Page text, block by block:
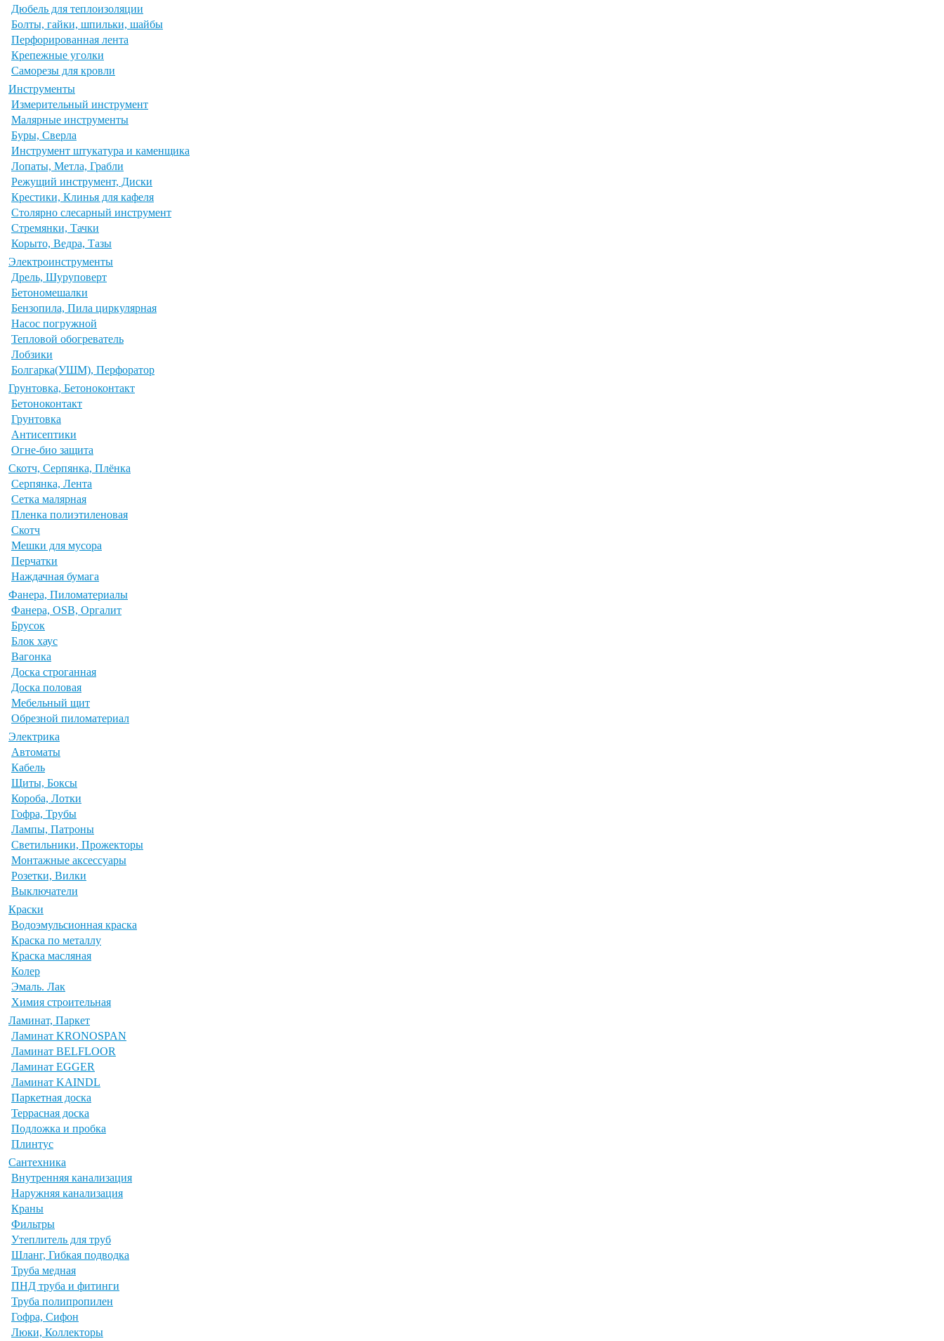
Дюбель для теплоизоляции
Болты, гайки, шпильки, шайбы
Перфорированная лента
Крепежные уголки
Саморезы для кровли
Инструменты
Измерительный инструмент
Малярные инструменты
Буры, Сверла
Инструмент штукатура и каменщика
Лопаты, Метла, Грабли
Режущий инструмент, Диски
Крестики, Клинья для кафеля
Столярно слесарный инструмент
Стремянки, Тачки
Корыто, Ведра, Тазы
Электроинструменты
Дрель, Шуруповерт
Бетономешалки
Бензопила, Пила циркулярная
Насос погружной
Тепловой обогреватель
Лобзики
Болгарка(УШМ), Перфоратор
Грунтовка, Бетоноконтакт
Бетоноконтакт
Грунтовка
Антисептики
Огне-био защита
Скотч, Серпянка, Плёнка
Серпянка, Лента
Сетка малярная
Пленка полиэтиленовая
Скотч
Мешки для мусора
Перчатки
Наждачная бумага
Фанера, Пиломатериалы
Фанера, OSB, Оргалит
Брусок
Блок хаус
Вагонка
Доска строганная
Доска половая
Мебельный щит
Обрезной пиломатериал
Электрика
Автоматы
Кабель
Щиты, Боксы
Короба, Лотки
Гофра, Трубы
Лампы, Патроны
Светильники, Прожекторы
Монтажные аксессуары
Розетки, Вилки
Выключатели
Краски
Водоэмульсионная краска
Краска по металлу
Краска масляная
Колер
Эмаль. Лак
Химия строительная
Ламинат, Паркет
Ламинат KRONOSPAN
Ламинат BELFLOOR
Ламинат EGGER
Ламинат KAINDL
Паркетная доска
Террасная доска
Подложка и пробка
Плинтус
Сантехника
Внутренняя канализация
Наружняя канализация
Краны
Фильтры
Утеплитель для труб
Шланг, Гибкая подводка
Труба медная
ПНД труба и фитинги
Труба полипропилен
Гофра, Сифон
Люки, Коллекторы